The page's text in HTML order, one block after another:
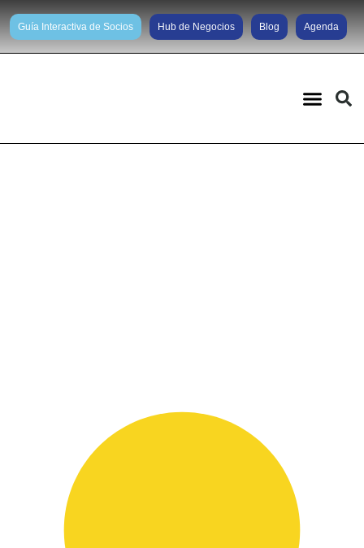
Guía Interactiva de Socios Hub de Negocios Blog Agenda